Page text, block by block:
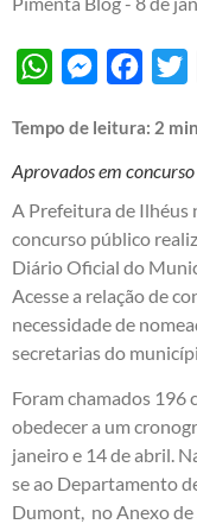
WhatsAppMessenger
Tempo de leitura: 2
Aprovados em
A Prefeitura de Ilhéus
concurso público
Diário Oficial do
Acesse a relação de
necessidade de
secretarias do
Foram chamados 196
obedecer a um
janeiro e 14 de abril.
se ao Departamento
Dumont, no Anexo de